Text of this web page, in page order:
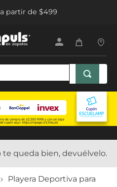
partir de $499
te queda bien, devuélvelo.
Playera Deportiva para